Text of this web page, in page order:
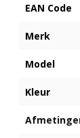
EAN Code
Merk
Model
Kleur